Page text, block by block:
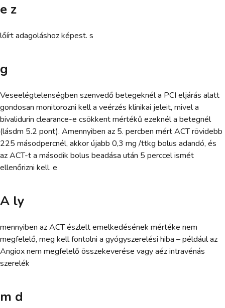
e z
lőírt adagoláshoz képest. s
g
Veseelégtelenségben szenvedő betegeknél a PCI eljárás alatt
gondosan monitorozni kell a veérzés klinikai jeleit, mivel a
bivalidurin clearance-e csökkent mértékű ezeknél a betegnél
(lásdm 5.2 pont). Amennyiben az 5. percben mért ACT rövidebb
225 másodpercnél, akkor újabb 0,3 mg /ttkg bolus adandó, és
az ACT-t a második bolus beadása után 5 perccel ismét
ellenőrizni kell. e
A ly
mennyiben az ACT észlelt emelkedésének mértéke nem
megfelelő, meg kell fontolni a gyógyszerelési hiba – például az
Angiox nem megfelelő összekeverése vagy aéz intravénás
szerelék
m d